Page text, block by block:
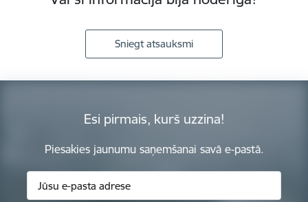
Sniegt atsauksmi
Esi pirmais, kurš uzzina!
Piesakies jaunumu saņemšanai savā e-pastā.